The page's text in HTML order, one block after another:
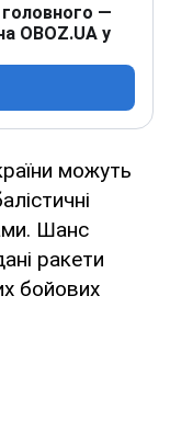
—
OBOZ.UA у
можуть
Шанс
ракети
бойових